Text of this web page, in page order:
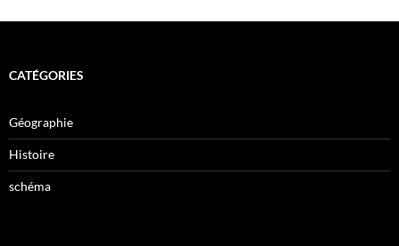
CATÉGORIES
Géographie
Histoire
schéma